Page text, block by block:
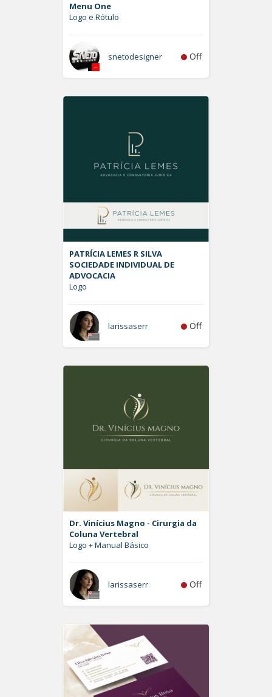
Menu One
Logo e Rótulo
snetodesigner Off
PATRÍCIA LEMES R SILVA
SOCIEDADE INDIVIDUAL DE
ADVOCACIA
Logo
larissaserr Off
Dr. Vinícius Magno - Cirurgia da
Coluna Vertebral
Logo + Manual Básico
larissaserr Off